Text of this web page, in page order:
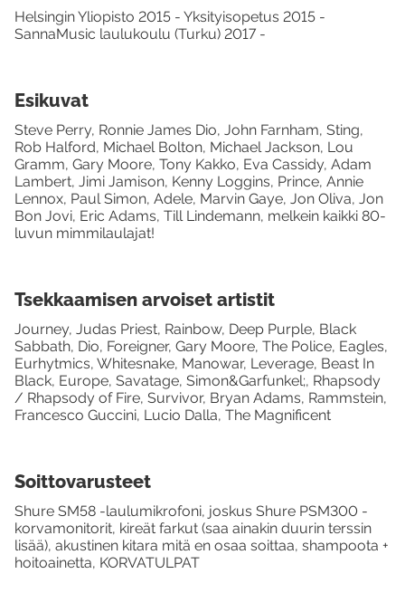
Helsingin Yliopisto 2015 - Yksityisopetus 2015 -
SannaMusic laulukoulu (Turku) 2017 -
Esikuvat
Steve Perry, Ronnie James Dio, John Farnham, Sting,
Rob Halford, Michael Bolton, Michael Jackson, Lou
Gramm, Gary Moore, Tony Kakko, Eva Cassidy, Adam
Lambert, Jimi Jamison, Kenny Loggins, Prince, Annie
Lennox, Paul Simon, Adele, Marvin Gaye, Jon Oliva, Jon
Bon Jovi, Eric Adams, Till Lindemann, melkein kaikki 80-
luvun mimmilaulajat!
Tsekkaamisen arvoiset artistit
Journey, Judas Priest, Rainbow, Deep Purple, Black
Sabbath, Dio, Foreigner, Gary Moore, The Police, Eagles,
Eurhytmics, Whitesnake, Manowar, Leverage, Beast In
Black, Europe, Savatage, Simon&Garfunkel;, Rhapsody
/ Rhapsody of Fire, Survivor, Bryan Adams, Rammstein,
Francesco Guccini, Lucio Dalla, The Magnificent
Soittovarusteet
Shure SM58 -laulumikrofoni, joskus Shure PSM300 -
korvamonitorit, kireät farkut (saa ainakin duurin terssin
lisää), akustinen kitara mitä en osaa soittaa, shampoota +
hoitoainetta, KORVATULPAT